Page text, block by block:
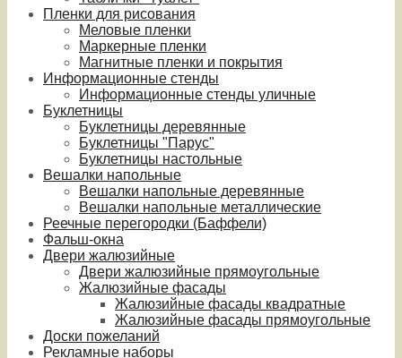
Пленки для рисования
Меловые пленки
Маркерные пленки
Магнитные пленки и покрытия
Информационные стенды
Информационные стенды уличные
Буклетницы
Буклетницы деревянные
Буклетницы "Парус"
Буклетницы настольные
Вешалки напольные
Вешалки напольные деревянные
Вешалки напольные металлические
Реечные перегородки (Баффели)
Фальш-окна
Двери жалюзийные
Двери жалюзийные прямоугольные
Жалюзийные фасады
Жалюзийные фасады квадратные
Жалюзийные фасады прямоугольные
Доски пожеланий
Рекламные наборы